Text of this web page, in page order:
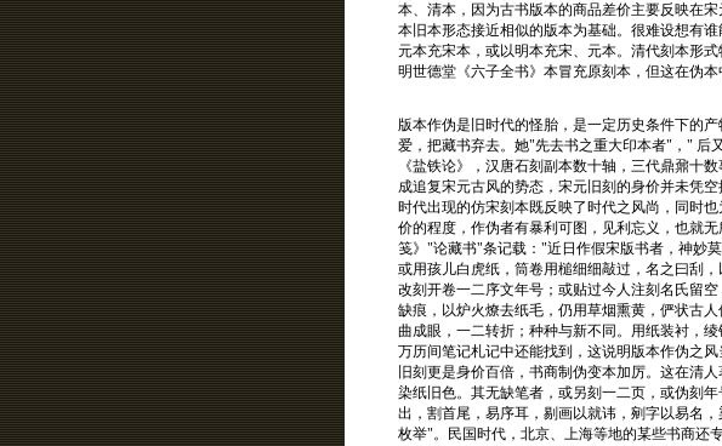
本、清本，因为古书版本的商品差价主要反映在
本旧本形态接近相似的版本为基础。很难设想有
元本充宋本，或以明本充宋、元本。清代刻本形
明世德堂《六子全书》本冒充原刻本，但这在伪本
版本作伪是旧时代的怪胎，是一定历史条件下的
爱，把藏书弃去。她"先去书之重大印本者"，" 后
《盐铁论》，汉唐石刻副本数十轴，三代鼎鼐十
成追复宋元古风的势态，宋元旧刻的身价并未凭
时代出现的仿宋刻本既反映了时代之风尚，同时
价的程度，作伪者有暴利可图，见利忘义，也就
笺》"论藏书"条记载："近日作假宋版书者，神妙
或用孩儿白虎纸，筒卷用槌细细敲过，名之曰刮
改刻开卷一二序文年号；或贴过今人注刻名氏留
缺痕，以炉火燎去纸毛，仍用草烟熏黄，俨状古
曲成眼，一二转折；种种与新不同。用纸装衬，
万历间笔记札记中还能找到，这说明版本作伪之
旧刻更是身价百倍，书商制伪变本加厉。这在清
染纸旧色。其无缺笔者，或另刻一二页，或伪刻
出，割首尾，易序耳，剔画以就讳，剜字以易名
枚举"。民国时代，北京、上海等地的某些书商还